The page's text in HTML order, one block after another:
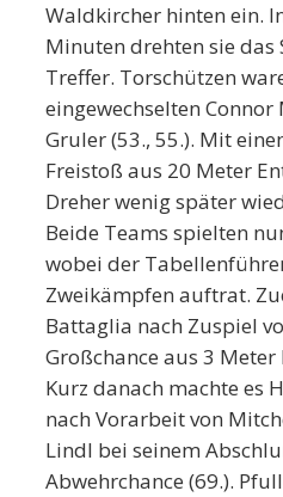
Waldkircher hinten ein.
Minuten drehten sie das
Treffer. Torschützen
eingewechselten
Gruler (53., 55.). Mit
Freistoß aus 20 Meter
Dreher wenig später
Beide Teams spielten
wobei der
Zweikämpfen auftrat.
Battaglia nach Zuspiel
Großchance aus 3
Kurz danach machte es
nach Vorarbeit von
Lindl bei seinem
Abwehrchance (69.).